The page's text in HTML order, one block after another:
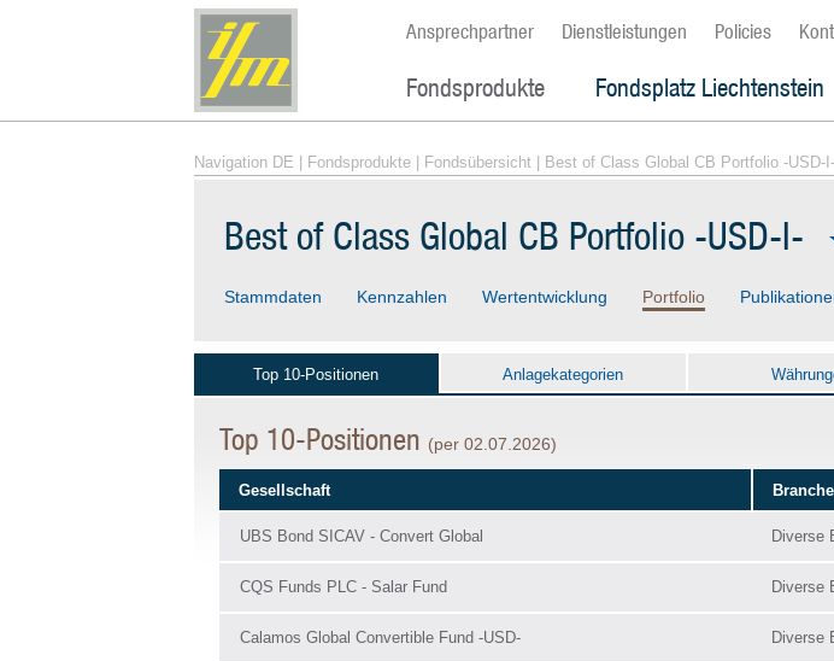
Ansprechpartner Dienstleistungen Policies
Fondsprodukte Fondsplatz Liechtenstein
Navigation DE Fondsprodukte| Fondsübersicht| Best of Class Global CB Portfolio -USD-I-
Best of Class Global CB Portfolio -USD-I-
Stammdaten Kennzahlen Wertentwicklung Portfolio
Top 10-Positionen Anlagekategorien
Top 10-Positionen (per 02.07.2026)
Gesellschaft Branche
UBS Bond SICAV - Convert Global Diverse
CQS Funds PLC - Salar Fund Diverse
Calamos Global Convertible Fund -USD- Diverse